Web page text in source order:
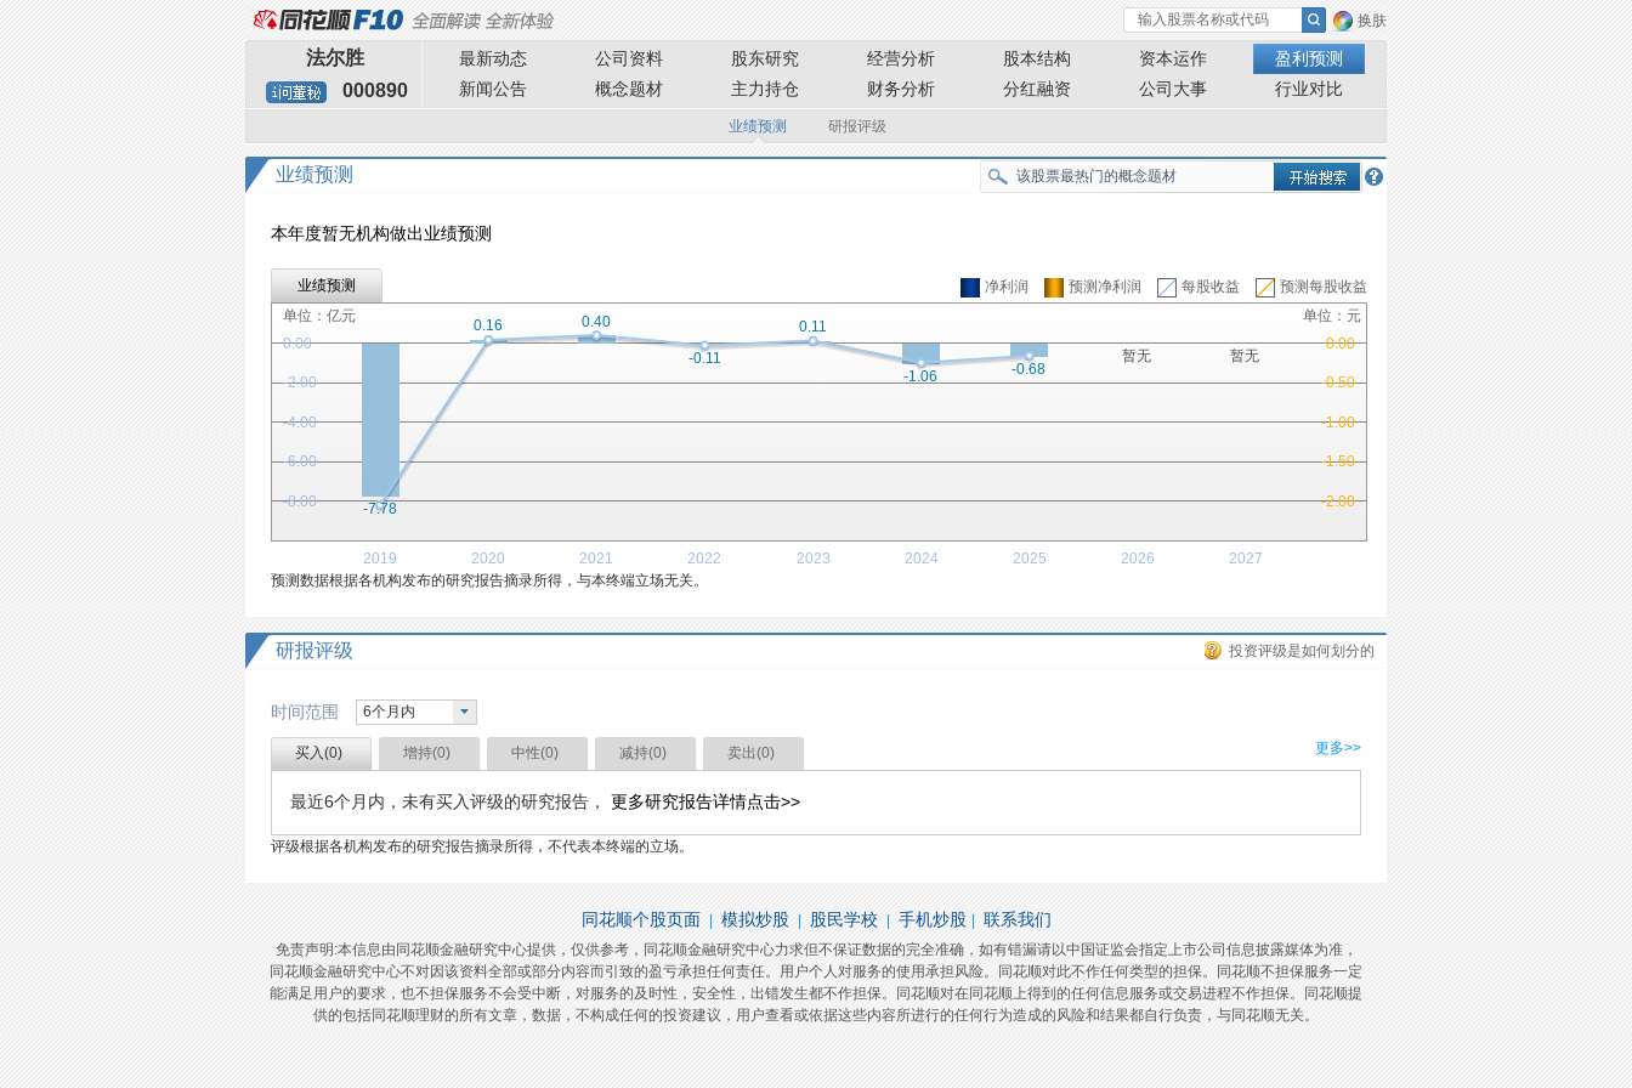
换肤
法尔胜
000890
最新动态 公司资料 股东研究 经营分析 股本结构 资本运作
盈利预测
新闻公告
概念题材 主力持仓 财务分析 分红融资 公司大事 行业对比
业绩预测 研报评级
业绩预测
本年度暂无机构做出业绩预测
业绩预测 净利润 预测净利润 每股收益 预测每股收益
2019 2020 2021 2022 2023 2024 2025 2026 2027
-8.00
-6.00
-4.00
-2.00
0.00
-2.00
-1.50
-1.00
-0.50
0.00
单位：元
单位：亿元
-7.78
0.16 0.40
-0.11
0.11
-1.06 -0.68
暂无 暂无
预测数据根据各机构发布的研究报告摘录所得，与本终端立场无关。
研报评级 投资评级是如何划分的
6个月内
时间范围
更多>>
买入(0) 增持(0) 中性(0) 减持(0) 卖出(0)
最近6个月内 ，未有买入评级的研究报告， 更多研究报告详情点击>>
评级根据各机构发布的研究报告摘录所得，不代表本终端的立场。
同花顺个股页面 模拟炒股 股民学校 手机炒股 联系我们
免责声明:本信息由同花顺金融研究中心提供，仅供参考，同花顺金融研究中心力求但不保证数据的完全准确，如有错漏请以中国证监会指定上市公司信息披露媒体为准，
同花顺金融研究中心不对因该资料全部或部分内容而引致的盈亏承担任何责任。用户个人对服务的使用承担风险。同花顺对此不作任何类型的担保。同花顺不担保服务一定
能满足用户的要求，也不担保服务不会受中断，对服务的及时性，安全性，出错发生都不作担保。同花顺对在同花顺上得到的任何信息服务或交易进程不作担保。同花顺提
供的包括同花顺理财的所有文章，数据，不构成任何的投资建议，用户查看或依据这些内容所进行的任何行为造成的风险和结果都自行负责，与同花顺无关。